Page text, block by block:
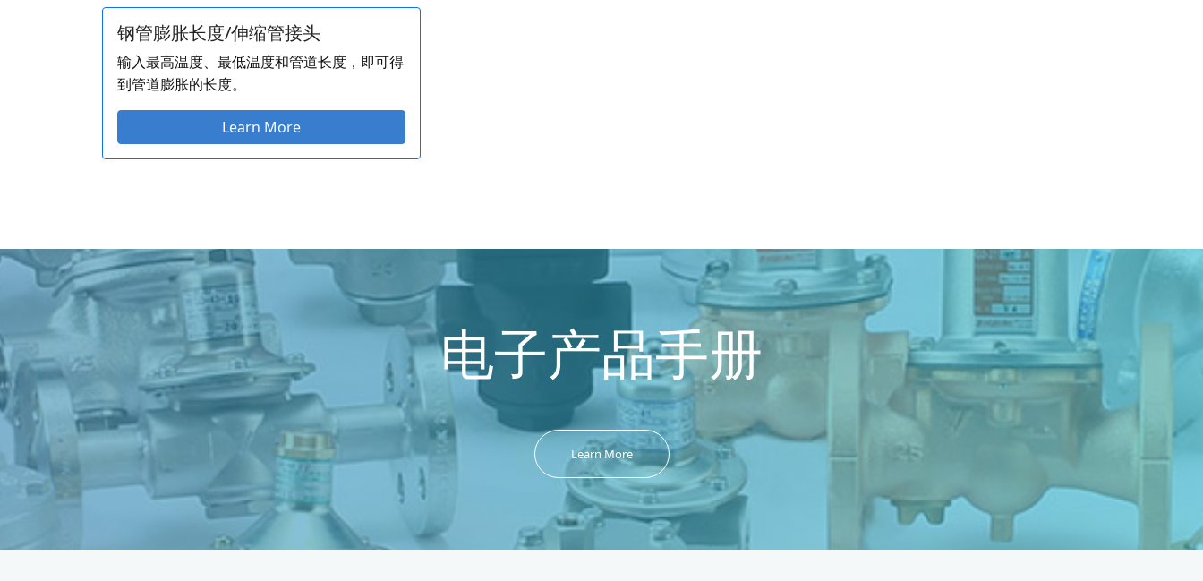
钢管膨胀长度/伸缩管接头
输入最高温度、最低温度和管道长度，即可得
到管道膨胀的长度。
Learn More
电子产品手册
Learn More